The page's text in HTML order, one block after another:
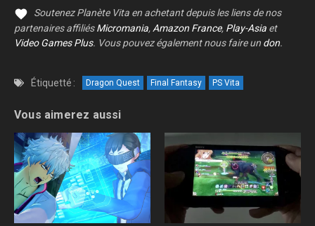
Soutenez Planète Vita en achetant depuis les liens de nos
partenaires affiliésMicromania, Amazon France, Play-Asia et
Video Games Plus. Vous pouvez également nous faire un don.
Étiquetté : Dragon Quest Final Fantasy PS Vita
Vous aimerez aussi